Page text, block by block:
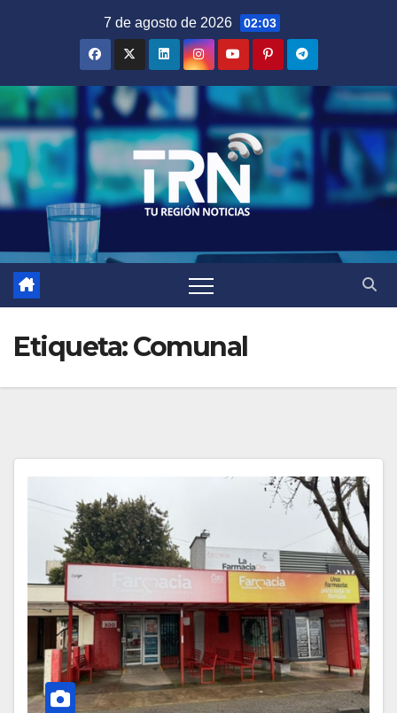
7 de agosto de 2026 02:03
Etiqueta:Comunal